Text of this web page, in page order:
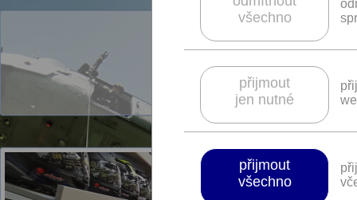
všechno
přijmout
jen nutné
přijmout
všechno
V této sekci je